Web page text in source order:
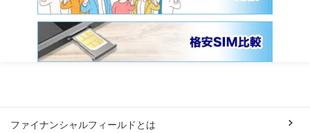
ファイナンシャルフィールドとは